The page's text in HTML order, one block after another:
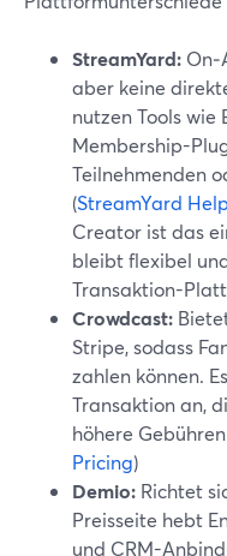
StreamYard:
aber keine
nutzen Tools
Membership-
Teilnehmenden
(StreamYard
Creator ist das
bleibt flexibel
Transaktion-
Crowdcast:
Stripe, sodass
zahlen können.
Transaktion an,
höhere
Pricing)
Demio: Richtet
Preisseite hebt
und CRM-